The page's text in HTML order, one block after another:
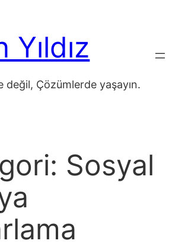
Yıldız
değil, Çözümlerde yaşayın.
Sosyal